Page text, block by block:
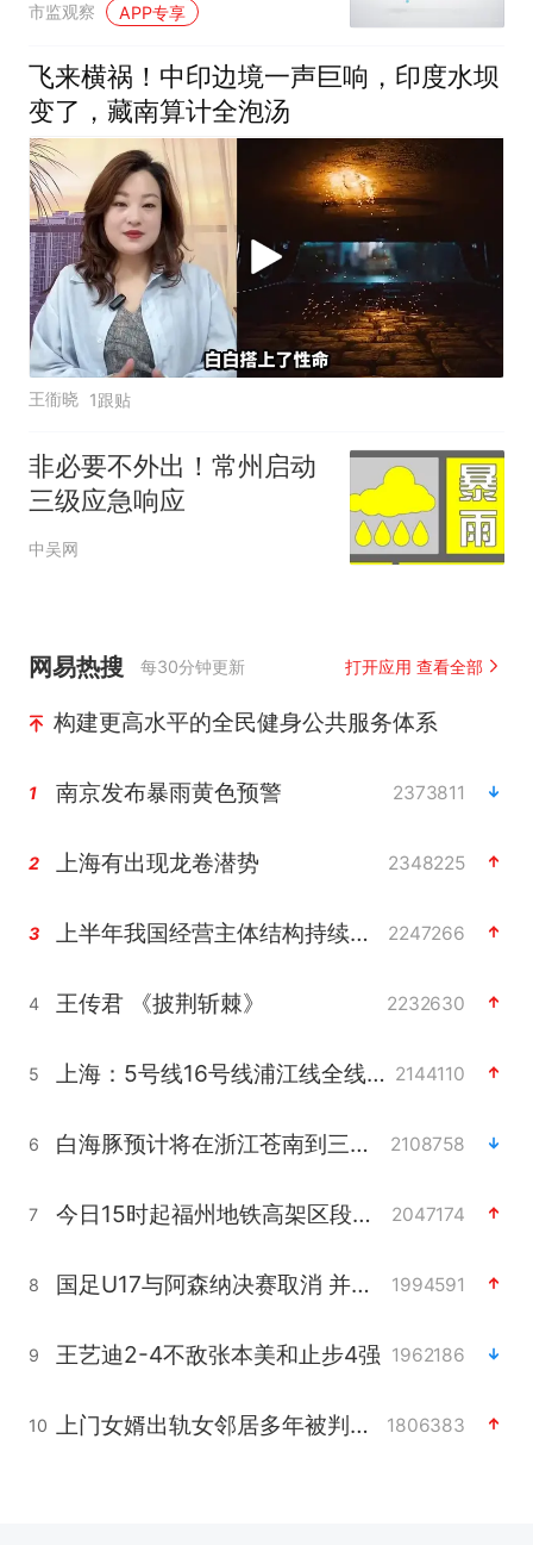
市监观察 APP专享
飞来横祸！中印边境一声巨响，印度水坝
变了，藏南算计全泡汤
王衜晓 1跟贴
非必要不外出！常州启动
三级应急响应
中吴网
网易热搜 每30分钟更新 打开应用 查看全部
构建更高水平的全民健身公共服务体系
1 南京发布暴雨黄色预警 2373811
2 上海有出现龙卷潜势 2348225
3 上半年我国经营主体结构持续优化 2247266
4 王传君 《披荆斩棘》 2232630
5 上海：5号线16号线浦江线全线停运 2144110
6 白海豚预计将在浙江苍南到三门一带登陆 2108758
7 今日15时起福州地铁高架区段停运 2047174
8 国足U17与阿森纳决赛取消 并列冠军 1994591
9 王艺迪2-4不敌张本美和止步4强 1962186
10 上门女婿出轨女邻居多年被判重婚罪 1806383